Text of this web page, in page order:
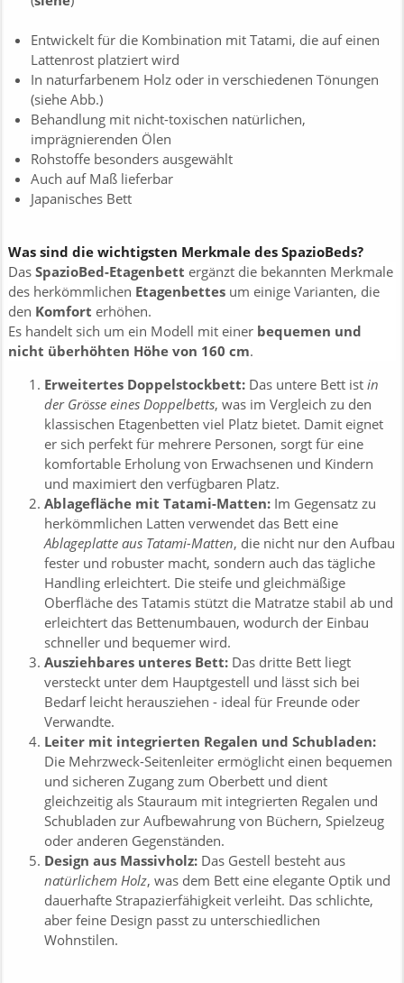
Entwickelt für die Kombination mit Tatami, die auf einen
Lattenrost platziert wird
In naturfarbenem Holz oder in verschiedenen Tönungen
(siehe Abb.)
Behandlung mit nicht-toxischen natürlichen,
imprägnierenden Ölen
Rohstoffe besonders ausgewählt
Auch auf Maß lieferbar
Japanisches Bett
Was sind die wichtigsten Merkmale des SpazioBeds?
Das SpazioBed-Etagenbett ergänzt die bekannten Merkmale
des herkömmlichen Etagenbettesum einige Varianten, die
den Komfort erhöhen.
Es handelt sich um ein Modell mit einer bequemen und
nicht überhöhten Höhe von 160 cm.
Erweitertes Doppelstockbett:Das untere Bett ist in
der Grösse eines Doppelbetts, was im Vergleich zu den
klassischen Etagenbetten viel Platz bietet. Damit eignet
er sich perfekt für mehrere Personen, sorgt für eine
komfortable Erholung von Erwachsenen und Kindern
und maximiert den verfügbaren Platz.
Ablagefläche mit Tatami-Matten:Im Gegensatz zu
herkömmlichen Latten verwendet das Bett eine
Ablageplatte aus Tatami-Matten, die nicht nur den Aufbau
fester und robuster macht, sondern auch das tägliche
Handling erleichtert. Die steife und gleichmäßige
Oberfläche des Tatamis stützt die Matratze stabil ab und
erleichtert das Bettenumbauen, wodurch der Einbau
schneller und bequemer wird.
Ausziehbares unteres Bett:Das dritte Bett liegt
versteckt unter dem Hauptgestell und lässt sich bei
Bedarf leicht herausziehen - ideal für Freunde oder
Verwandte.
Leiter mit integrierten Regalen und Schubladen:
Die Mehrzweck-Seitenleiter ermöglicht einen bequemen
und sicheren Zugang zum Oberbett und dient
gleichzeitig als Stauraum mit integrierten Regalen und
Schubladen zur Aufbewahrung von Büchern, Spielzeug
oder anderen Gegenständen.
Design aus Massivholz:Das Gestell besteht aus
natürlichem Holz, was dem Bett eine elegante Optik und
dauerhafte Strapazierfähigkeit verleiht. Das schlichte,
aber feine Design passt zu unterschiedlichen
Wohnstilen.